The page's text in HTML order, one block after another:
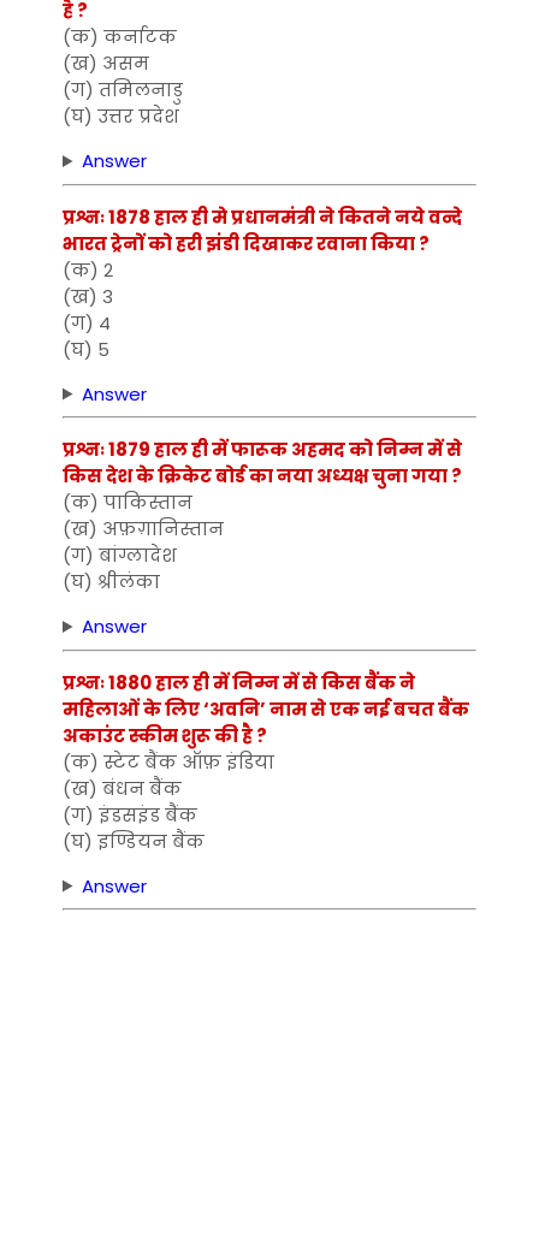
है ?
(क) कर्नाटक
(ख) असम
(ग) तमिलनाडु
(घ) उत्तर प्रदेश
Answer
प्रश्नः 1878 हाल ही मे प्रधानमंत्री ने कितने नये वन्दे
भारत ट्रेनों को हरी झंडी दिखाकर रवाना किया ?
(क) 2
(ख) 3
(ग) 4
(घ) 5
Answer
प्रश्नः 1879 हाल ही में फारूक अहमद को निम्न में से
किस देश के क्रिकेट बोर्ड का नया अध्यक्ष चुना गया ?
(क) पाकिस्तान
(ख) अफ़ग़ानिस्तान
(ग) बांग्लादेश
(घ) श्रीलंका
Answer
प्रश्नः 1880 हाल ही में निम्न में से किस बैंक ने
महिलाओं के लिए ‘अवनि’ नाम से एक नई बचत बैंक
अकाउंट स्कीम शुरू की है ?
(क) स्टेट बैंक ऑफ़ इंडिया
(ख) बंधन बैंक
(ग) इंडसइंड बैंक
(घ) इण्डियन बैंक
Answer